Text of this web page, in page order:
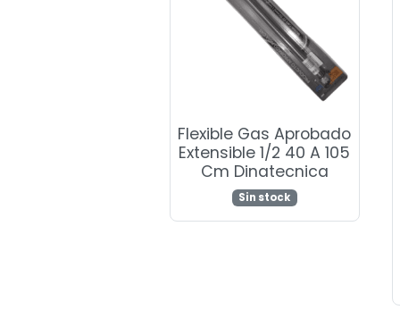
Flexible Gas Aprobado
Extensible 1/2 40 A 105
Cm Dinatecnica
Sin stock